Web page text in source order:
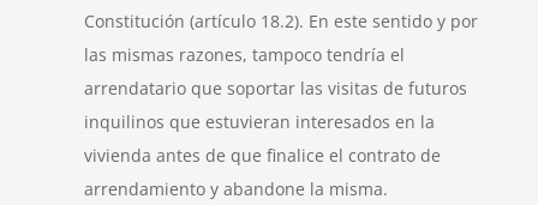
Constitución (artículo 18.2). En este sentido y por
las mismas razones, tampoco tendría el
arrendatario que soportar las visitas de futuros
inquilinos que estuvieran interesados en la
vivienda antes de que finalice el contrato de
arrendamiento y abandone la misma.